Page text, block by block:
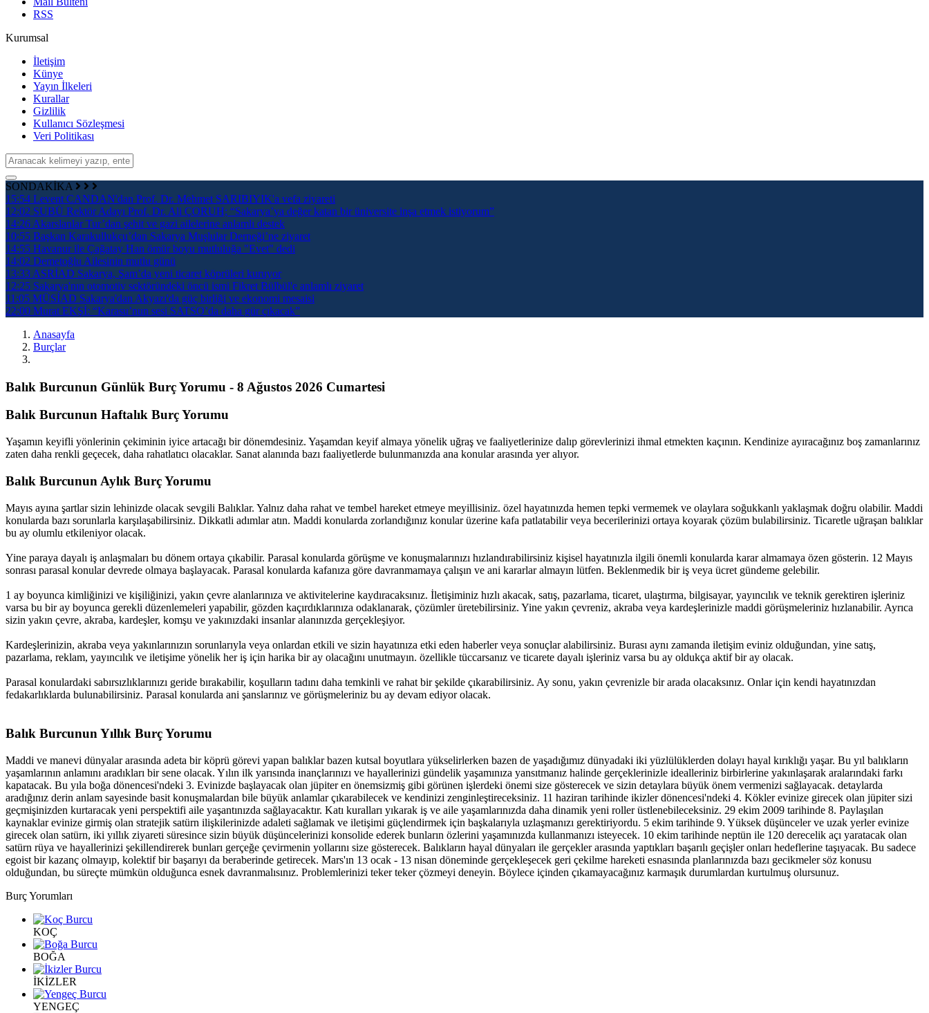
RSS
Kurumsal
İletişim
Künye
Yayın İlkeleri
Kurallar
Gizlilik
Kullanıcı Sözleşmesi
Veri Politikası
SONDAKİKA
15:54 Levent CANDAN'dan Prof. Dr. Mehmet SARIBIYIK'a vefa ziyareti
12:02 SUBÜ Rektör Adayı Prof. Dr. Ali ÇORUH; “Sakarya’ya değer katan bir üniversite inşa etmek istiyorum”
14:26 Akarslanlar Tur’dan şehit ve gazi ailelerine anlamlı destek
10:55 Başkan Karakullukçu’dan Sakarya Muşlular Derneği’ne ziyaret
14:55 Havanur ile Çağatay Han ömür boyu mutluluğa "Evet" dedi
14:02 Demetoğlu Ailesinin mutlu günü
13:33 ASRİAD Sakarya, Şam’da yeni ticaret köprüleri kuruyor
12:25 Sakarya'nın otomotiv sektöründeki öncü ismi Fikret Bülbül'e anlamlı ziyaret
11:05 MÜSİAD Sakarya'dan Akyazı'da güç birliği ve ekonomi mesaisi
22:00 Murat EKŞİ: “Karasu’nun sesi SATSO’da daha gür çıkacak”
Anasayfa
Burçlar
Balık Burcunun Günlük Burç Yorumu - 8 Ağustos 2026 Cumartesi
Balık Burcunun Haftalık Burç Yorumu
Yaşamın keyifli yönlerinin çekiminin iyice artacağı bir dönemdesiniz. Yaşamdan keyif almaya yönelik uğraş ve faaliyetlerinize dalıp görevlerinizi ihmal etmekten kaçının. Kendinize ayıracağınız boş zamanlarınız
zaten daha renkli geçecek, daha rahatlatıcı olacaklar. Sanat alanında bazı faaliyetlerde bulunmanızda ana konular arasında yer alıyor.
Balık Burcunun Aylık Burç Yorumu
Mayıs ayına şartlar sizin lehinizde olacak sevgili Balıklar. Yalnız daha rahat ve tembel hareket etmeye meyillisiniz. özel hayatınızda hemen tepki vermemek ve olaylara soğukkanlı yaklaşmak doğru olabilir. Maddi
konularda bazı sorunlarla karşılaşabilirsiniz. Dikkatli adımlar atın. Maddi konularda zorlandığınız konular üzerine kafa patlatabilir veya becerilerinizi ortaya koyarak çözüm bulabilirsiniz. Ticaretle uğraşan balıklar
bu ay olumlu etkileniyor olacak.
Yine paraya dayalı iş anlaşmaları bu dönem ortaya çıkabilir. Parasal konularda görüşme ve konuşmalarınızı hızlandırabilirsiniz kişisel hayatınızla ilgili önemli konularda karar almamaya özen gösterin. 12 Mayıs
sonrası parasal konular devrede olmaya başlayacak. Parasal konularda kafanıza göre davranmamaya çalışın ve ani kararlar almayın lütfen. Beklenmedik bir iş veya ücret gündeme gelebilir.
1 ay boyunca kimliğinizi ve kişiliğinizi, yakın çevre alanlarınıza ve aktivitelerine kaydıracaksınız. İletişiminiz hızlı akacak, satış, pazarlama, ticaret, ulaştırma, bilgisayar, yayıncılık ve teknik gerektiren işleriniz
varsa bu bir ay boyunca gerekli düzenlemeleri yapabilir, gözden kaçırdıklarınıza odaklanarak, çözümler üretebilirsiniz. Yine yakın çevreniz, akraba veya kardeşlerinizle maddi görüşmeleriniz hızlanabilir. Ayrıca
sizin yakın çevre, akraba, kardeşler, komşu ve yakınızdaki insanlar alanınızda gerçekleşiyor.
Kardeşlerinizin, akraba veya yakınlarınızın sorunlarıyla veya onlardan etkili ve sizin hayatınıza etki eden haberler veya sonuçlar alabilirsiniz. Burası aynı zamanda iletişim eviniz olduğundan, yine satış,
pazarlama, reklam, yayıncılık ve iletişime yönelik her iş için harika bir ay olacağını unutmayın. özellikle tüccarsanız ve ticarete dayalı işleriniz varsa bu ay oldukça aktif bir ay olacak.
Parasal konulardaki sabırsızlıklarınızı geride bırakabilir, koşulların tadını daha temkinli ve rahat bir şekilde çıkarabilirsiniz. Ay sonu, yakın çevrenizle bir arada olacaksınız. Onlar için kendi hayatınızdan
fedakarlıklarda bulunabilirsiniz. Parasal konularda ani şanslarınız ve görüşmeleriniz bu ay devam ediyor olacak.
Balık Burcunun Yıllık Burç Yorumu
Maddi ve manevi dünyalar arasında adeta bir köprü görevi yapan balıklar bazen kutsal boyutlara yükselirlerken bazen de yaşadığımız dünyadaki iki yüzlülüklerden dolayı hayal kırıklığı yaşar. Bu yıl balıkların
yaşamlarının anlamını aradıkları bir sene olacak. Yılın ilk yarısında inançlarınızı ve hayallerinizi gündelik yaşamınıza yansıtmanız halinde gerçeklerinizle idealleriniz birbirlerine yakınlaşarak aralarındaki farkı
kapatacak. Bu yıla boğa dönencesi'ndeki 3. Evinizde başlayacak olan jüpiter en önemsizmiş gibi görünen işlerdeki önemi size gösterecek ve sizin detaylara büyük önem vermenizi sağlayacak. detaylarda
aradığınız derin anlam sayesinde basit konuşmalardan bile büyük anlamlar çıkarabilecek ve kendinizi zenginleştireceksiniz. 11 haziran tarihinde ikizler dönencesi'ndeki 4. Kökler evinize girecek olan jüpiter sizi
geçmişinizden kurtaracak yeni perspektifi aile yaşantınızda sağlayacaktır. Katı kuralları yıkarak iş ve aile yaşamlarınızda daha dinamik yeni roller üstlenebileceksiniz. 29 ekim 2009 tarihinde 8. Paylaşılan
kaynaklar evinize girmiş olan stratejik satürn ilişkilerinizde adaleti sağlamak ve iletişimi güçlendirmek için başkalarıyla uzlaşmanızı gerektiriyordu. 5 ekim tarihinde 9. Yüksek düşünceler ve uzak yerler evinize
girecek olan satürn, iki yıllık ziyareti süresince sizin büyük düşüncelerinizi konsolide ederek bunların özlerini yaşamınızda kullanmanızı isteyecek. 10 ekim tarihinde neptün ile 120 derecelik açı yaratacak olan
satürn rüya ve hayallerinizi şekillendirerek bunları gerçeğe çevirmenin yollarını size gösterecek. Balıkların hayal dünyaları ile gerçekler arasında yaptıkları başarılı geçişler onları hedeflerine taşıyacak. Bu sadece
egoist bir kazanç olmayıp, kolektif bir başarıyı da beraberinde getirecek. Mars'ın 13 ocak - 13 nisan döneminde gerçekleşecek geri çekilme hareketi esnasında planlarınızda bazı gecikmeler söz konusu
olduğundan, bu süreçte mümkün olduğunca esnek davranmalısınız. Problemlerinizi teker teker çözmeyi deneyin. Böylece içinden çıkamayacağınız karmaşık durumlardan kurtulmuş olursunuz.
Burç Yorumları
KOÇ
BOĞA
İKİZLER
YENGEÇ